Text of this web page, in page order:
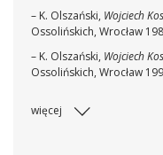
– K. Olszański, Wojciech
Ossolińskich, Wrocław
– K. Olszański, Wojciech
Ossolińskich, Wrocław
więcej